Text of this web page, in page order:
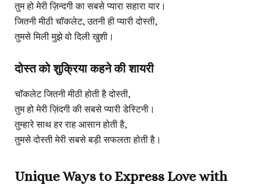
तुम हो मेरी ज़िन्दगी का सबसे प्यारा सहारा यार।
जितनी मीठी चॉकलेट, उतनी ही प्यारी दोस्ती,
तुमसे मिली मुझे वो दिली खुशी।
दोस्त को शुक्रिया कहने की शायरी
चॉकलेट जितनी मीठी होती है दोस्ती,
तुम हो मेरी ज़िंदगी की सबसे प्यारी डेस्टिनी।
तुम्हारे साथ हर राह आसान होती है,
तुमसे दोस्ती मेरी सबसे बड़ी सफलता होती है।
Unique Ways to Express Love with